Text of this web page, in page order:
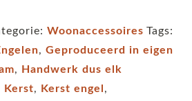
Woonaccessoires Tags:
, Geproduceerd in eigen
,
Handwerk dus elk
Kerst, Kerst engel ,